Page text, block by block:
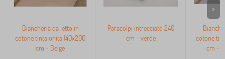
Biancheria da letto in
cotone tinta unita 140x200
cm - Beige
Paracolpi intrecciato 240
cm - verde
cotone
cm -
>